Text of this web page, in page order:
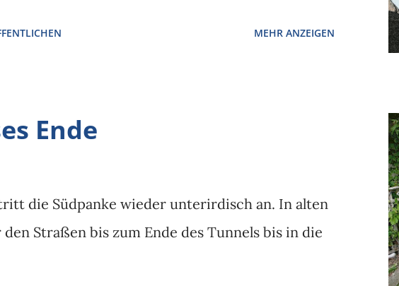
MEHR ANZEIGEN
Ende
die Südpanke wieder unterirdisch an. In alten
Straßen bis zum Ende des Tunnels bis in die